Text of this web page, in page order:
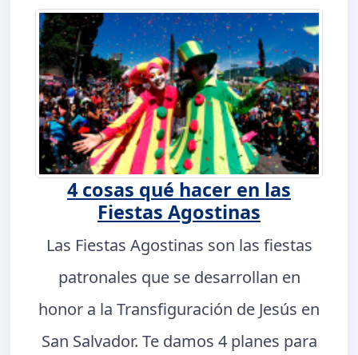
4 cosas qué hacer en las
Fiestas Agostinas
Las Fiestas Agostinas son las fiestas
patronales que se desarrollan en
honor a la Transfiguración de Jesús en
San Salvador. Te damos 4 planes para